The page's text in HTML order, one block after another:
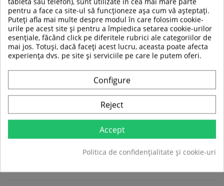
Set 3 sageti Darts Nils Fun
TDR02
39,00 RON
Adauga in cos
pentru a face ca site-ul să funcționeze așa cum vă așteptați.
Puteți afla mai multe despre modul în care folosim cookie-
urile pe acest site și pentru a împiedica setarea cookie-urilor
esențiale, făcând click pe diferitele rubrici ale categoriilor de
mai jos. Totuși, dacă faceți acest lucru, aceasta poate afecta
experiența dvs. pe site și serviciile pe care le putem oferi.
Configure
Reject
Accept
Politica de confidențialitate și cookie-uri